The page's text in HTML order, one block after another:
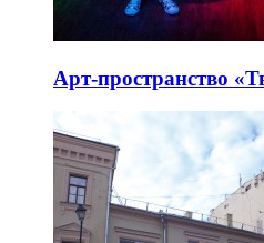
Арт-пространство